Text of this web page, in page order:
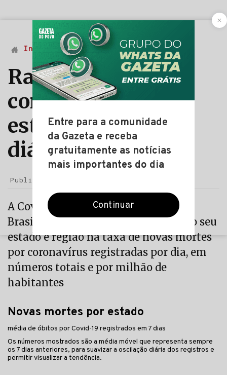
Início Saúde
Ranking do
coronavírus nos
estados: mortes
diárias
Publicação: 30 jun 2020
A Covid-19 está crescendo em todo o
Brasil? Veja no ranking a evolução do seu
estado e região na taxa de novas mortes
por coronavírus registradas por dia, em
números totais e por milhão de
habitantes
Novas mortes por estado
média de óbitos por Covid-19 registrados em 7 dias
Os números mostrados são a média móvel que representa sempre
os 7 dias anteriores, para suavizar a oscilação diária dos registros e
permitir visualizar a tendência.